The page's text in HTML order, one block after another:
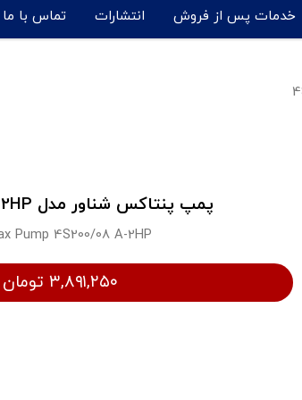
خدمات پس از فروش انتشارات تماس با ما
پمپ پنتاکس شناور مدل 4S200/08 A-2HP
Pump 4S200/08 A-2HP
۳,۸۹۱,۲۵۰ تومان